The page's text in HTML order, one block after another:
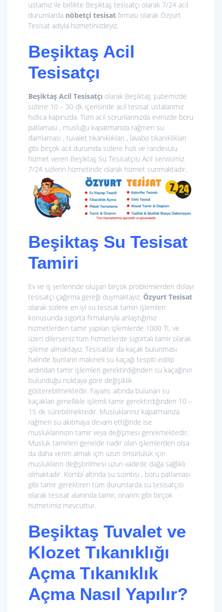
ustamız ile birlikte Beşiktaş tesisatçı olarak 7/24 acil
durumlarda nöbetçi tesisat firması olarak Özyurt
Tesisat adıyla hizmetinizdeyiz.
Beşiktaş Acil
Tesisatçı
Beşiktaş Acil Tesisatçı olarak Beşiktaş şubemizde
sizlere 10 – 30 dk içerisinde acil tesisat ustalarımız
hızlıca kapınızda. Tüm acil sorunlarınızda evinizde boru
patlaması , musluğu kapatmanıza rağmen su
damlaması , tuvalet tıkanıklıkları , lavabo tıkanıklıkları
gibi birçok acil durumda sizlere hızlı ve randevulu
hizmet veren Beşiktaş Su Tesisatçısı Acil servisimiz
7/24 sizlerin hizmetinde olarak hizmet sunmaktadır.
Beşiktaş Su Tesisat
Tamiri
Ev ve iş yerlerinde oluşan birçok problemlerden dolayı
tesisatçı çağırma gereği duymaktayız. Özyurt Tesisat
olarak sizlere en iyi su tesisat tamiri işlemleri
konusunda sigorta firmalarıyla anlaştığımız
hizmetlerden tamir yapılan işlemlerde 1000 TL ve
üzeri dilerseniz tüm hizmetlerde sigortalı tamir olarak
işleme almaktayız. Tesisatlar da kaçak bulunması
halinde bunların makineli su kaçağı tespiti edilip
ardından tamir işlemleri gerektirdiğinden su kaçağının
bulunduğu noktaya göre değişiklik
gösterebilmektedir. Fayans altında bulunan su
kaçakları genellikle işlemli tamir gerektirdiğinden 10 –
15 dk sürebilmektedir. Musluklarınız kapatmanıza
rağmen su akıtmaya devam ettiğinde ise
musluklarınızın tamir veya değişmesi gerekmektedir.
Musluk tamirleri genelde nadir olan işlemlerden olsa
da daha verim almak için uzun ömürlülük için
muslukların değiştirilmesi uzun vadede dağa sağlıklı
olmaktadır. Kombi altında su sızıntısı , boru patlaması
gibi tamir gerektiren tüm durumlarda su tesisatçısı
olarak tesisat alanında tamir, onarım gibi birçok
hizmetimiz mevcuttur.
Beşiktaş Tuvalet ve
Klozet Tıkanıklığı
Açma Tıkanıklık
Açma Nasıl Yapılır?